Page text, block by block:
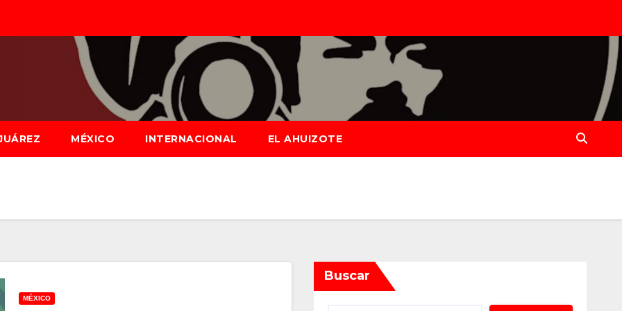
MÉXICO INTERNACIONAL EL AHUIZOTE
MÉXICO
Buscar